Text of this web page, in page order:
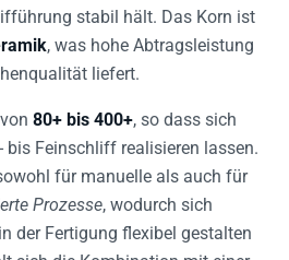
stabil hält. Das Korn ist
, was hohe Abtragsleistung
liefert.
80+ bis 400+, so dass sich
bis Feinschliff realisieren lassen.
für manuelle als auch für
Prozesse, wodurch sich
der Fertigung flexibel gestalten